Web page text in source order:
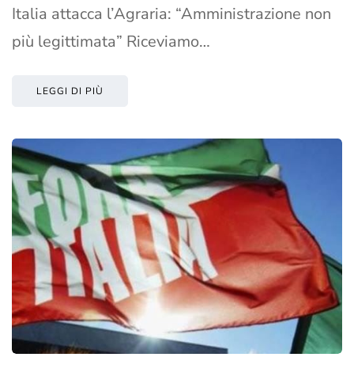
Italia attacca l’Agraria: “Amministrazione non
più legittimata” Riceviamo…
LEGGI DI PIÙ